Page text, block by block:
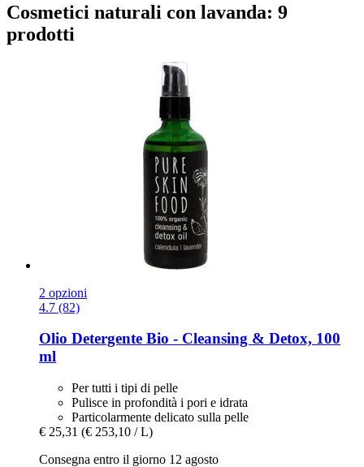
Cosmetici naturali con lavanda: 9
prodotti
2 opzioni
4.7 (82)
Olio Detergente Bio -​ Cleansing & Detox, 100
ml
Per tutti i tipi di pelle
Pulisce in profondità i pori e idrata
Particolarmente delicato sulla pelle
€ 25,31 (€ 253,10 / L)
Consegna entro il giorno 12 agosto